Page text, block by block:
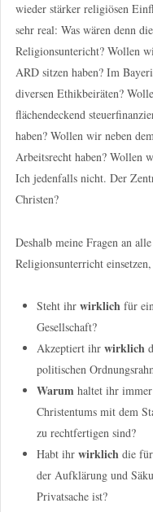
wieder stärker religiösen
sehr real: Was wären denn
Religionsuntericht? Wollen
ARD sitzen haben? Im
diversen Ethikbeiräten?
flächendeckend
haben? Wollen wir neben
Arbeitsrecht haben? Wollen
Ich jedenfalls nicht. Der
Christen?
Deshalb meine Fragen an
Religionsunterricht
Steht ihr wirklich für
Gesellschaft?
Akzeptiert ihr wirklich
politischen
Warum haltet ihr immer
Christentums mit dem
zu rechtfertigen sind?
Habt ihr wirklich die
der Aufklärung und
Privatsache ist?